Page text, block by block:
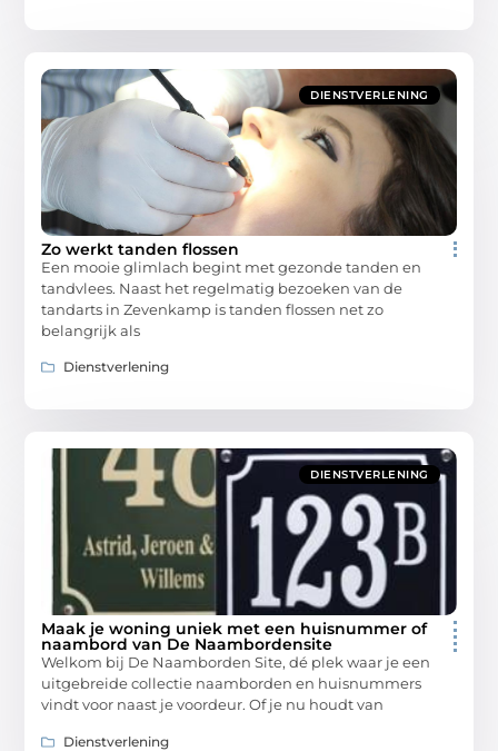
DIENSTVERLENING
Zo werkt tanden flossen
Een mooie glimlach begint met gezonde tanden en
tandvlees. Naast het regelmatig bezoeken van de
tandarts in Zevenkamp is tanden flossen net zo
belangrijk als
Dienstverlening
DIENSTVERLENING
Maak je woning uniek met een huisnummer of
naambord van De Naambordensite
Welkom bij De Naamborden Site, dé plek waar je een
uitgebreide collectie naamborden en huisnummers
vindt voor naast je voordeur. Of je nu houdt van
Dienstverlening